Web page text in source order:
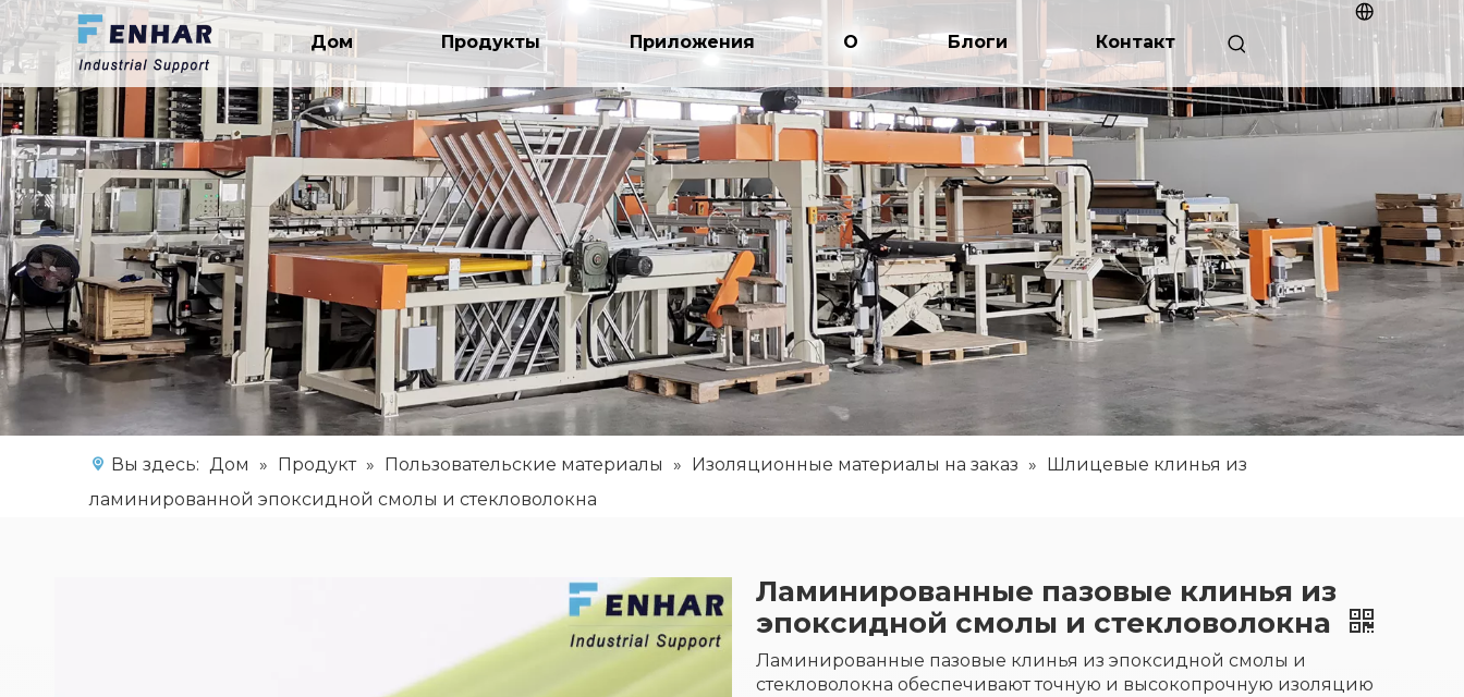
Дом Продукты Приложения О Блоги Контакт
Вы здесь: Дом » Продукт » Пользовательские материалы » Изоляционные материалы на заказ » Шлицевые клинья из
ламинированной эпоксидной смолы и стекловолокна
Ламинированные пазовые клинья из
эпоксидной смолы и стекловолокна
Ламинированные пазовые клинья из эпоксидной смолы и
стекловолокна обеспечивают точную и высокопрочную изоляцию